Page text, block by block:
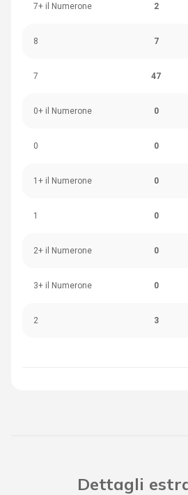
7+ il Numerone 2
8 7
7 47
0+ il Numerone 0
0 0
1+ il Numerone 0
1 0
2+ il Numerone 0
3+ il Numerone 0
2 3
Dettagli